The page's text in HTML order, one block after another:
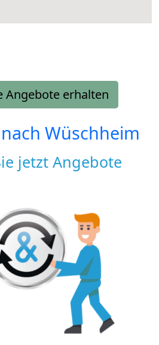
Angebote erhalten
Wüschheim
jetzt Angebote